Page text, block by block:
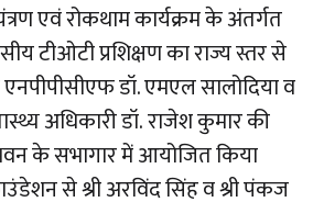
एवं रोकथाम कार्यक्रम के अंतर्गत
टीओटी प्रशिक्षण का राज्य स्तर से
डॉ. एमएल सालोदिया व
अधिकारी डॉ. राजेश कुमार की
के सभागार में आयोजित किया
से श्री अरविंद सिंह व श्री पंकज